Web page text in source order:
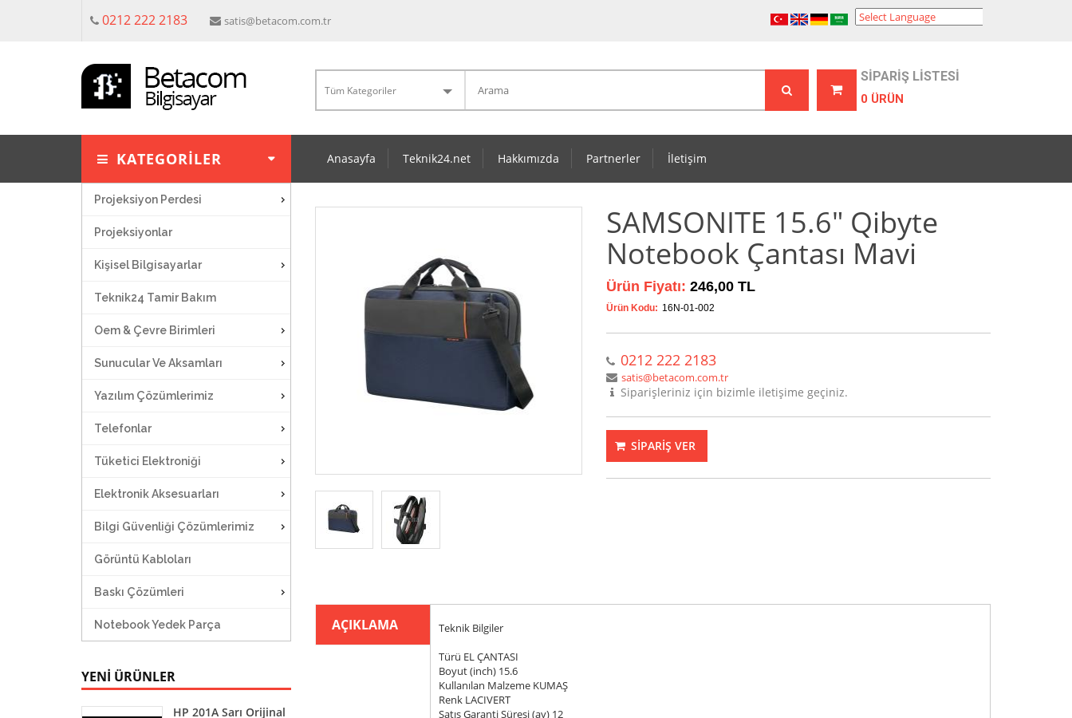
0212 222 2183
satis@betacom.com.tr
SİPARİŞ LİSTESİ
0 ÜRÜN
Anasayfa Teknik24.net Hakkımızda Partnerler İletişim
KATEGORİLER
Projeksiyon Perdesi
Projeksiyonlar
Kişisel Bilgisayarlar
Teknik24 Tamir Bakım
Oem & Çevre Birimleri
Sunucular Ve Aksamları
Yazılım Çözümlerimiz
Telefonlar
Tüketici Elektroniği
Elektronik Aksesuarları
Bilgi Güvenliği Çözümlerimiz
Görüntü Kabloları
Baskı Çözümleri
Notebook Yedek Parça
YENİ ÜRÜNLER
HP 201A Sarı Orijinal
SAMSONITE 15.6" Qibyte
Notebook Çantası Mavi
Ürün Fiyatı: 246,00 TL
Ürün Kodu: 16N-01-002
0212 222 2183
satis@betacom.com.tr
Siparişleriniz için bizimle iletişime geçiniz.
SİPARİŞ VER
AÇIKLAMA
Teknik Bilgiler
Türü EL ÇANTASI
Boyut (inch) 15.6
Kullanılan Malzeme KUMAŞ
Renk LACIVERT
Satış Garanti Süresi (ay) 12